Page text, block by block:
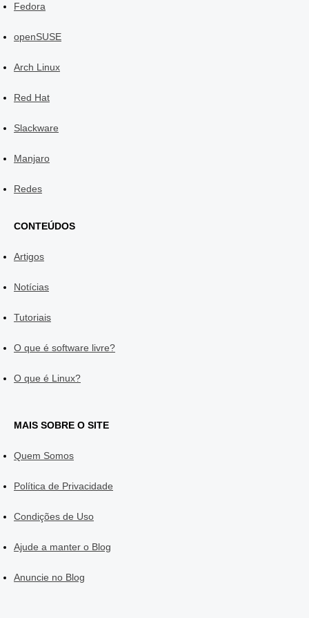
Fedora
openSUSE
Arch Linux
Red Hat
Slackware
Manjaro
Redes
CONTEÚDOS
Artigos
Notícias
Tutoriais
O que é software livre?
O que é Linux?
MAIS SOBRE O SITE
Quem Somos
Política de Privacidade
Condições de Uso
Ajude a manter o Blog
Anuncie no Blog